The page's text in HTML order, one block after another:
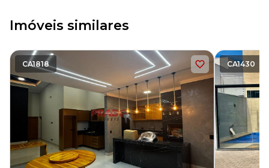
Imóveis similares
CA1818 CA1430